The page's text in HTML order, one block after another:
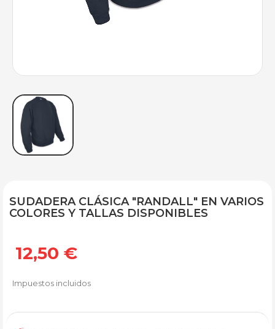
SUDADERA CLÁSICA "RANDALL" EN VARIOS
COLORES Y TALLAS DISPONIBLES
12,50 €
Impuestos incluidos